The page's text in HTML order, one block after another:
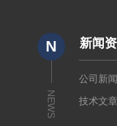
N
NEWS
新闻
公司新
技术文